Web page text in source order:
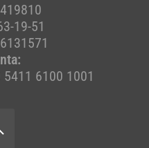
19-51
6100 1001